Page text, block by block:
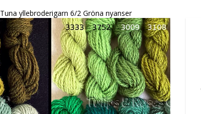
Tuna yllebroderigarn 6/2 Gröna nyanser